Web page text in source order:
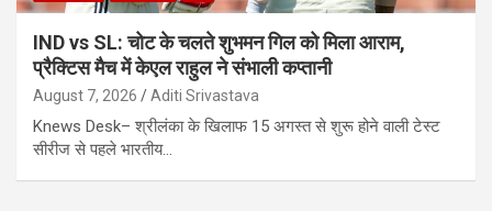
IND vs SL: चोट के चलते शुभमन गिल को मिला आराम,
प्रैक्टिस मैच में केएल राहुल ने संभाली कप्तानी
August 7, 2026 Aditi Srivastava
Knews Desk– श्रीलंका के खिलाफ 15 अगस्त से शुरू होने वाली टेस्ट
सीरीज से पहले भारतीय…